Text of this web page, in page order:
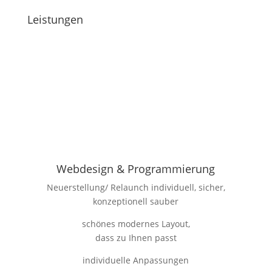
Leistungen
Webdesign & Programmierung
Neuerstellung/ Relaunch individuell, sicher,
konzeptionell sauber
schönes modernes Layout,
dass zu Ihnen passt
individuelle Anpassungen